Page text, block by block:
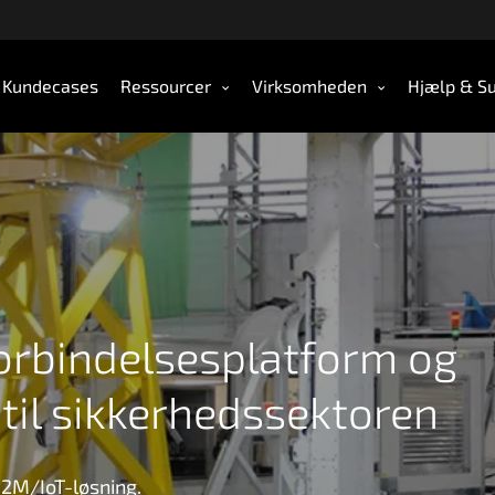
Kundecases Ressourcer Virksomheden Hjælp &
og
sikkerhedssektoren
IoT-løsning.